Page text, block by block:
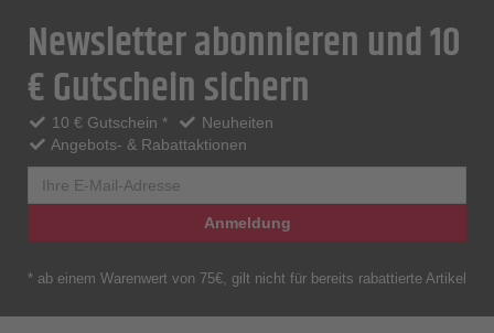
Newsletter abonnieren und 10
€ Gutschein sichern
10 € Gutschein *
Neuheiten
Angebots- & Rabattaktionen
Anmeldung
* ab einem Warenwert von 75€, gilt nicht für bereits rabattierte Artikel